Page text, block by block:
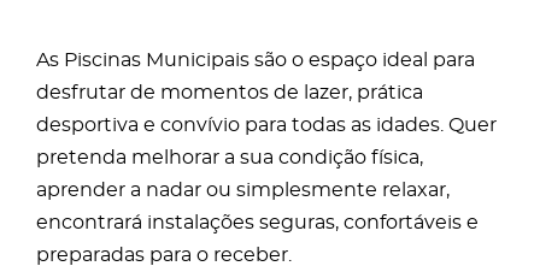
As Piscinas Municipais são o espaço ideal para
desfrutar de momentos de lazer, prática
desportiva e convívio para todas as idades. Quer
pretenda melhorar a sua condição física,
aprender a nadar ou simplesmente relaxar,
encontrará instalações seguras, confortáveis e
preparadas para o receber.